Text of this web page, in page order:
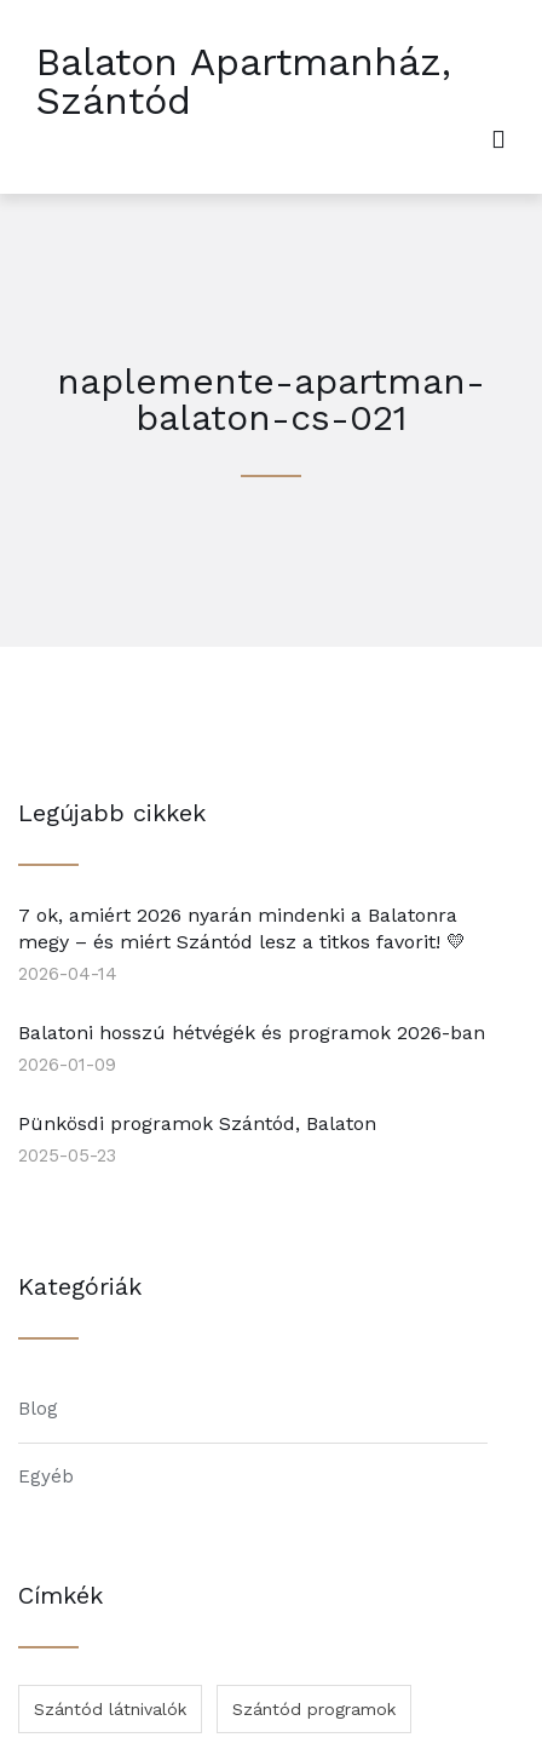
Balaton Apartmanház,
Szántód
naplemente-apartman-
balaton-cs-021
Legújabb cikkek
7 ok, amiért 2026 nyarán mindenki a Balatonra
megy – és miért Szántód lesz a titkos favorit! 💛
2026-04-14
Balatoni hosszú hétvégék és programok 2026-ban
2026-01-09
Pünkösdi programok Szántód, Balaton
2025-05-23
Kategóriák
Blog
Egyéb
Címkék
Szántód látnivalók Szántód programok